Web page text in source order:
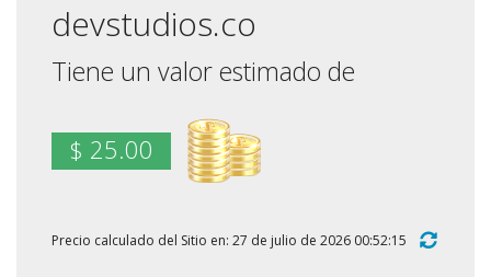
devstudios.co
Tiene un valor estimado de
$ 25.00
Precio calculado del Sitio en: 27 de julio de 2026 00:52:15